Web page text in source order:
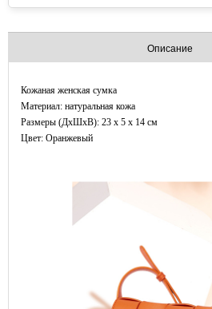
Описание
Кожаная женская сумка
Материал: натуральная кожа
Размеры (ДxШхВ): 23 x 5 x 14 см
Цвет: Оранжевый